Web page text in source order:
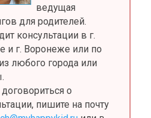
ведущая
для родителей.
консультации в г.
и г. Воронеже или по
любого города или
о
пишите на почту